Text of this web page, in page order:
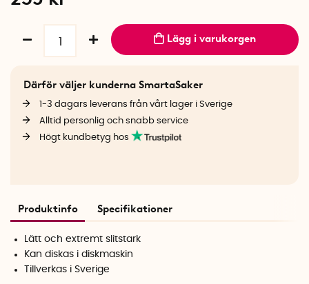
Lägg i varukorgen
Därför väljer kunderna SmartaSaker
1-3 dagars leverans från vårt lager i Sverige
Alltid personlig och snabb service
Högt kundbetyg hos
Produktinfo Specifikationer
Lätt och extremt slitstark
Kan diskas i diskmaskin
Tillverkas i Sverige